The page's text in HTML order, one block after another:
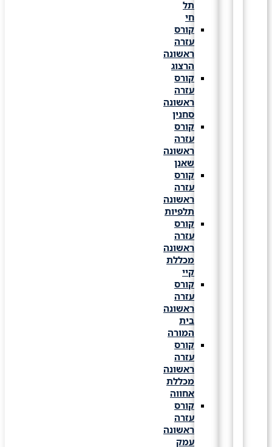
קורס
עזרה
ראשונה
הרצוג
קורס
עזרה
ראשונה
סחנין
קורס
עזרה
ראשונה
קורס
עזרה
ראשונה
תלפיות
קורס
עזרה
ראשונה
מכללת
קורס
עזרה
ראשונה
המורה
קורס
עזרה
ראשונה
מכללת
אחווה
קורס
עזרה
ראשונה